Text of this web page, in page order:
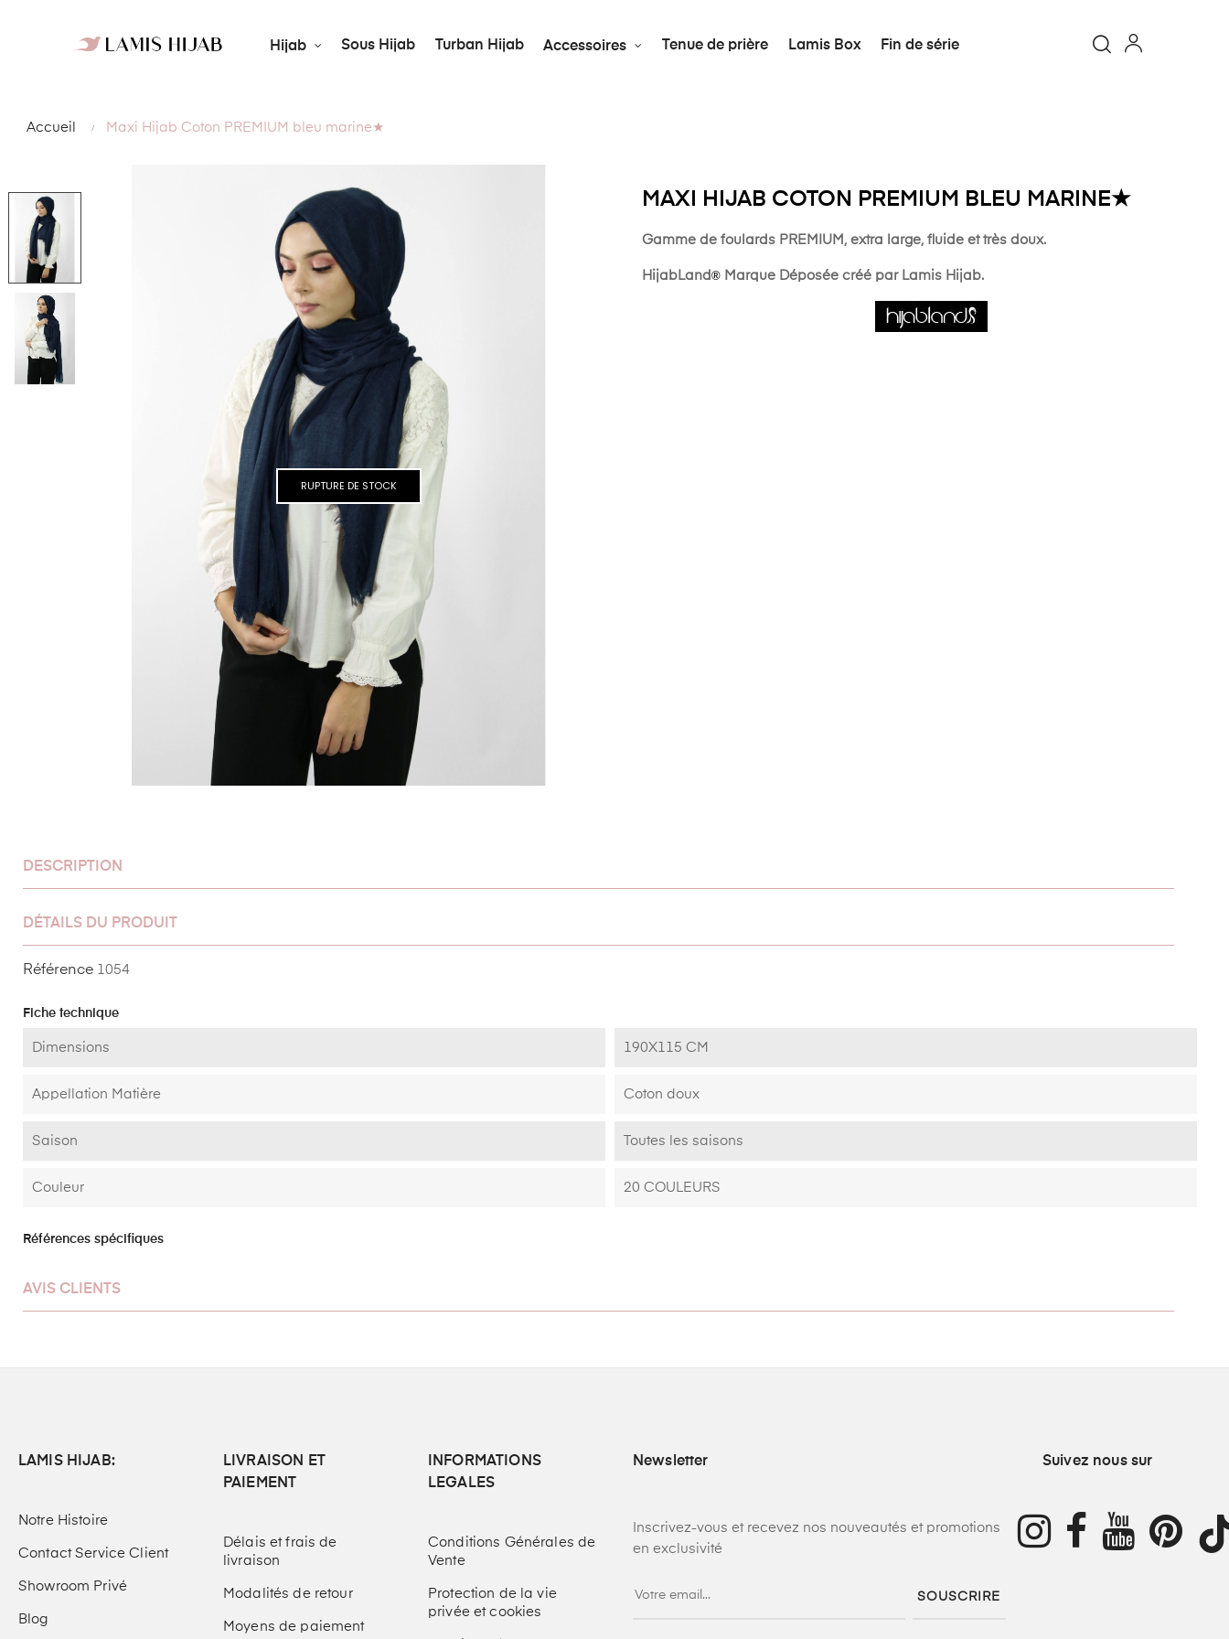
Hijab Sous Hijab Turban Hijab Accessoires Tenue de prière Lamis Box Fin de série
Accueil Maxi Hijab Coton PREMIUM bleu marine★
RUPTURE DE STOCK
MAXI HIJAB COTON PREMIUM BLEU MARINE★
Gamme de foulards PREMIUM, extra large, fluide et très doux.
HijabLand® Marque Déposée créé par Lamis Hijab.
DESCRIPTION
DÉTAILS DU PRODUIT
Référence 1054
Fiche technique
Dimensions 190X115 CM
Appellation Matière Coton doux
Saison Toutes les saisons
Couleur 20 COULEURS
Références spécifiques
AVIS CLIENTS
LAMIS HIJAB:
Notre Histoire
Contact Service Client
Showroom Privé
Blog
LIVRAISON ET
PAIEMENT
Délais et frais de
livraison
Modalités de retour
Moyens de paiement
INFORMATIONS
LEGALES
Conditions Générales de
Vente
Protection de la vie
privée et cookies
Newsletter
Inscrivez-vous et recevez nos nouveautés et promotions
en exclusivité
SOUSCRIRE
Suivez nous sur